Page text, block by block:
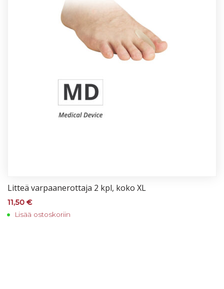
Lit­teä var­paa­ne­rot­ta­ja 2 kpl, ko­ko XL
11,50 €
Lisää ostoskoriin